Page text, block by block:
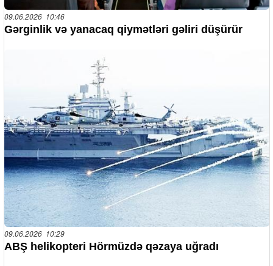
09.06.2026 10:46
Gərginlik və yanacaq qiymətləri gəliri düşürür
09.06.2026 10:29
ABŞ helikopteri Hörmüzdə qəzaya uğradı